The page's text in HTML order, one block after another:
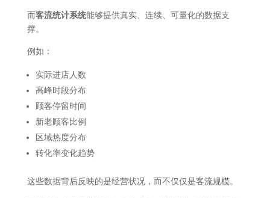
而客流统计系统能够提供真实、连续、可量化的数据支
撑。
例如：
实际进店人数
高峰时段分布
顾客停留时间
新老顾客比例
区域热度分布
转化率变化趋势
这些数据背后反映的是经营状况，而不仅仅是客流规模。